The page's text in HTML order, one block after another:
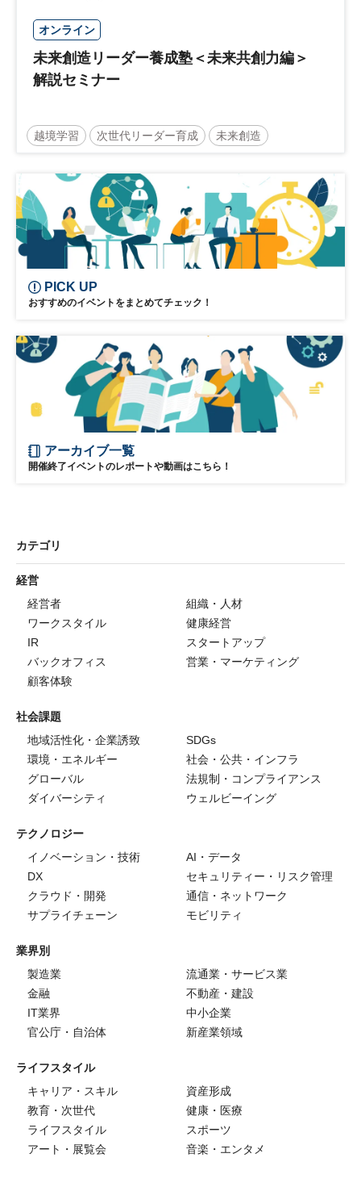
オンライン
未来創造リーダー養成塾＜未来共創力編＞
解説セミナー
越境学習 次世代リーダー育成 未来創造
日経オンラインセミナー
PICK UP
おすすめのイベントをまとめてチェック！
アーカイブ一覧
開催終了イベントのレポートや動画はこちら！
カテゴリ
経営
経営者
組織・人材
ワークスタイル
健康経営
IR
スタートアップ
バックオフィス
営業・マーケティング
顧客体験
社会課題
地域活性化・企業誘致
SDGs
環境・エネルギー
社会・公共・インフラ
グローバル
法規制・コンプライアンス
ダイバーシティ
ウェルビーイング
テクノロジー
イノベーション・技術
AI・データ
DX
セキュリティー・リスク管理
クラウド・開発
通信・ネットワーク
サプライチェーン
モビリティ
業界別
製造業
流通業・サービス業
金融
不動産・建設
IT業界
中小企業
官公庁・自治体
新産業領域
ライフスタイル
キャリア・スキル
資産形成
教育・次世代
健康・医療
ライフスタイル
スポーツ
アート・展覧会
音楽・エンタメ